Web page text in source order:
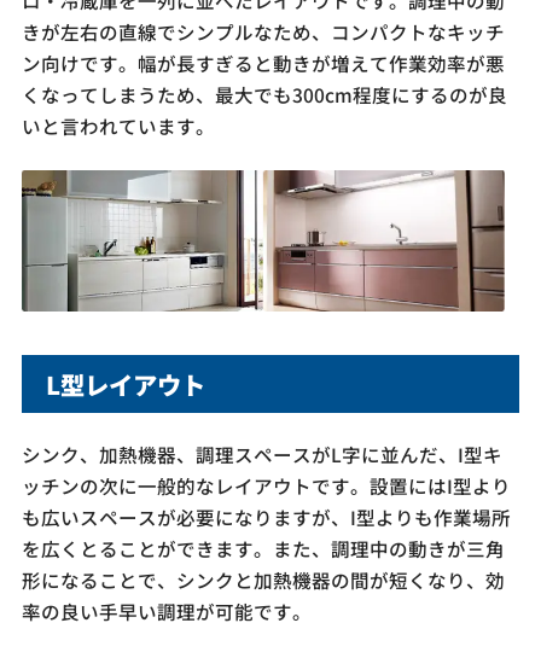
きが左右の直線でシンプルなため、コンパクトなキッチ
ン向けです。幅が長すぎると動きが増えて作業効率が悪
くなってしまうため、最大でも300cm程度にするのが良
いと言われています。
L型レイアウト
シンク、加熱機器、調理スペースがL字に並んだ、I型キ
ッチンの次に一般的なレイアウトです。設置にはI型より
も広いスペースが必要になりますが、I型よりも作業場所
を広くとることができます。また、調理中の動きが三角
形になることで、シンクと加熱機器の間が短くなり、効
率の良い手早い調理が可能です。